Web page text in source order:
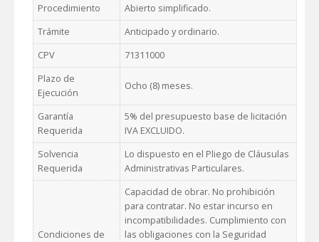
Procedimiento
Abierto simplificado.
Trámite
Anticipado y ordinario.
CPV
71311000
Plazo de
Ejecución
Ocho (8) meses.
Garantía
Requerida
5% del presupuesto base de licitación
IVA EXCLUIDO.
Solvencia
Requerida
Lo dispuesto en el Pliego de Cláusulas
Administrativas Particulares.
Condiciones de
Capacidad de obrar. No prohibición
para contratar. No estar incurso en
incompatibilidades. Cumplimiento con
las obligaciones con la Seguridad